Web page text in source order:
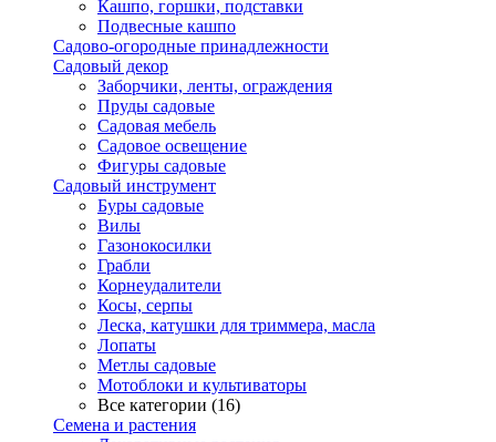
Кашпо, горшки, подставки
Подвесные кашпо
Садово-огородные принадлежности
Садовый декор
Заборчики, ленты, ограждения
Пруды садовые
Садовая мебель
Садовое освещение
Фигуры садовые
Садовый инструмент
Буры садовые
Вилы
Газонокосилки
Грабли
Корнеудалители
Косы, серпы
Леска, катушки для триммера, масла
Лопаты
Метлы садовые
Мотоблоки и культиваторы
Все категории (16)
Семена и растения